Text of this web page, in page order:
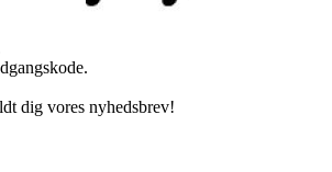
dig vores nyhedsbrev!